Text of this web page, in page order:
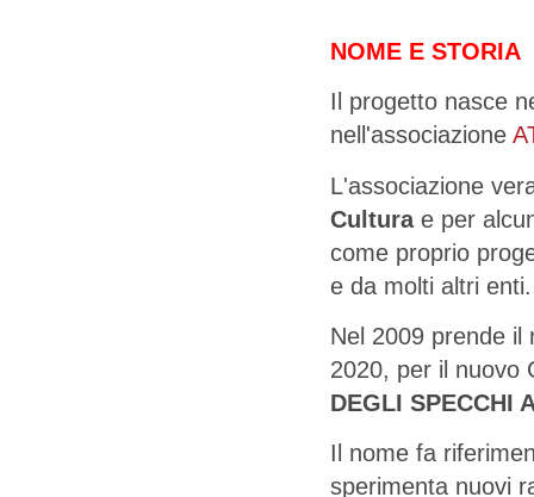
NOME E STORIA
Il progetto nasce
nell'associazione
L'associazione
Culturae per
come proprio
e da molti altri enti.
Nel 2009 prende
2020, per il nuovo
DEGLI SPECCHI
Il nome fa
sperimenta nuovi